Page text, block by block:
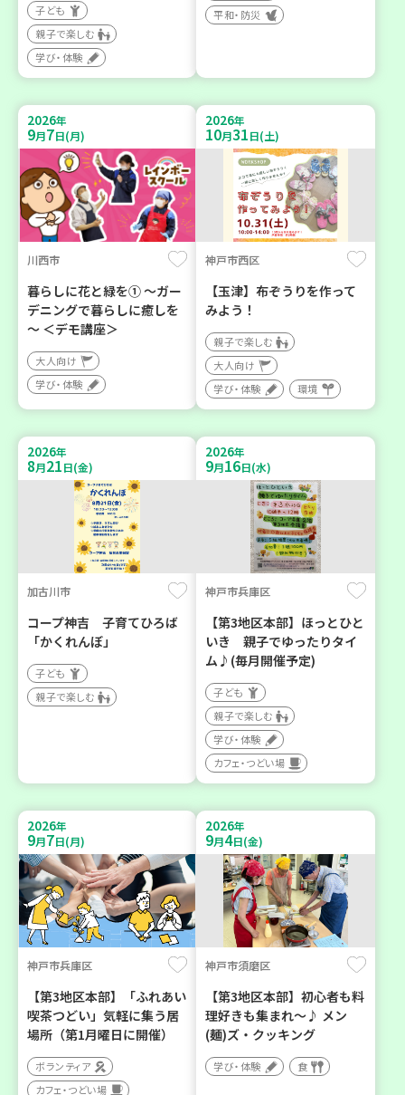
子ども
親子で楽しむ
学び・体験
平和・防災
2026年
9月7日(月)
川西市
暮らしに花と緑を① ～ガー
デニングで暮らしに癒しを
～ ＜デモ講座＞
大人向け
学び・体験
2026年
10月31日(土)
神戸市西区
【玉津】布ぞうりを作って
みよう！
親子で楽しむ
大人向け
学び・体験
環境
2026年
8月21日(金)
加古川市
コープ神吉 子育てひろば
「かくれんぼ」
子ども
親子で楽しむ
2026年
9月16日(水)
神戸市兵庫区
【第3地区本部】ほっとひと
いき 親子でゆったりタイ
ム♪(毎月開催予定)
子ども
親子で楽しむ
学び・体験
カフェ・つどい場
2026年
9月7日(月)
神戸市兵庫区
【第3地区本部】「ふれあい
喫茶つどい」気軽に集う居
場所（第1月曜日に開催）
ボランティア
カフェ・つどい場
2026年
9月4日(金)
神戸市須磨区
【第3地区本部】初心者も料
理好きも集まれ～♪ メン
(麺)ズ・クッキング
学び・体験 食